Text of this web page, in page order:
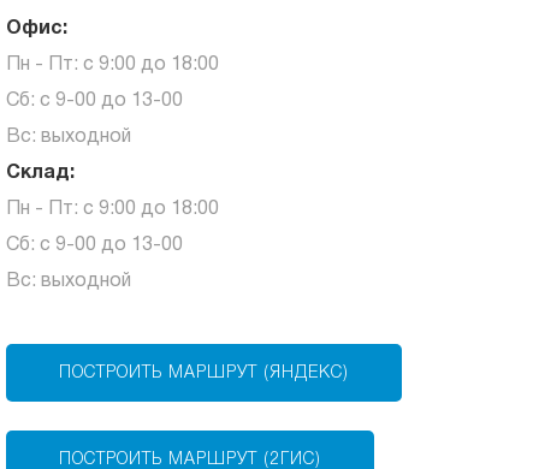
Офис:
Пн - Пт: с 9:00 до 18:00
Сб: с 9-00 до 13-00
Вс: выходной
Склад:
Пн - Пт: с 9:00 до 18:00
Сб: с 9-00 до 13-00
Вс: выходной
ПОСТРОИТЬ МАРШРУТ (ЯНДЕКС)
ПОСТРОИТЬ МАРШРУТ (2ГИС)